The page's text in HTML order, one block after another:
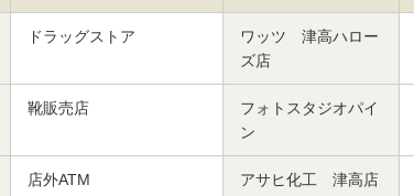
ドラッグストア
ワッツ 津高ハロー
ズ店
靴販売店
フォトスタジオパイ
ン
店外ATM アサヒ化工 津高店